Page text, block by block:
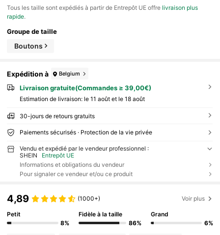
Tous les taille sont expédiés à partir de Entrepôt UE offre livraison plus
rapide.
Groupe de taille
Boutons
Expédition à Belgium
Livraison gratuite(Commandes ≥ 39,00€)
Estimation de livraison: le 11 août et le 18 août
30-jours de retours gratuits
Paiements sécurisés · Protection de la vie privée
Vendu et expédié par le vendeur professionnel :
SHEIN
Entrepôt UE
Informations et obligations du vendeur
Pour signaler ce vendeur et/ou ce produit
4,89 (1000+) Voir plus
Petit
8%
Fidèle à la taille
86%
Grand
6%